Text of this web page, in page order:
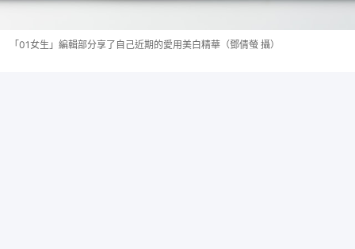
「01女生」編輯部分享了自己近期的愛用美白精華（鄧倩螢 攝）